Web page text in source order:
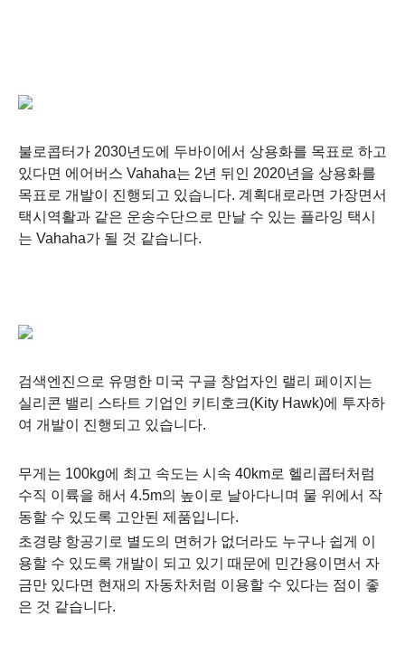
불로콥터가 2030년도에 두바이에서 상용화를 목표로 하고
있다면 에어버스 Vahaha는 2년 뒤인 2020년을 상용화를
목표로 개발이 진행되고 있습니다. 계획대로라면 가장면서
택시역활과 같은 운송수단으로 만날 수 있는 플라잉 택시
는 Vahaha가 될 것 같습니다.
검색엔진으로 유명한 미국 구글 창업자인 랠리 페이지는
실리콘 밸리 스타트 기업인 키티호크(Kity Hawk)에 투자하
여 개발이 진행되고 있습니다.
무게는 100kg에 최고 속도는 시속 40km로 헬리콥터처럼
수직 이륙을 해서 4.5m의 높이로 날아다니며 물 위에서 작
동할 수 있도록 고안된 제품입니다.
초경량 항공기로 별도의 면허가 없더라도 누구나 쉽게 이
용할 수 있도록 개발이 되고 있기 때문에 민간용이면서 자
금만 있다면 현재의 자동차처럼 이용할 수 있다는 점이 좋
은 것 같습니다.